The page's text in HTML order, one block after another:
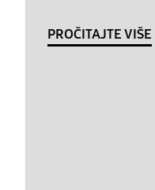
PROČITAJTE VIŠE